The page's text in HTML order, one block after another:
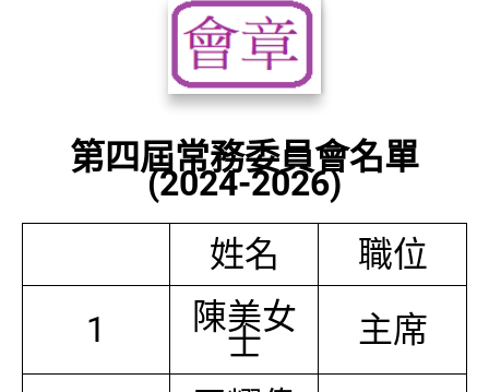
第四屆常務委員會名單
(2024-2026)
姓名
職位
1
陳美女
士 主席